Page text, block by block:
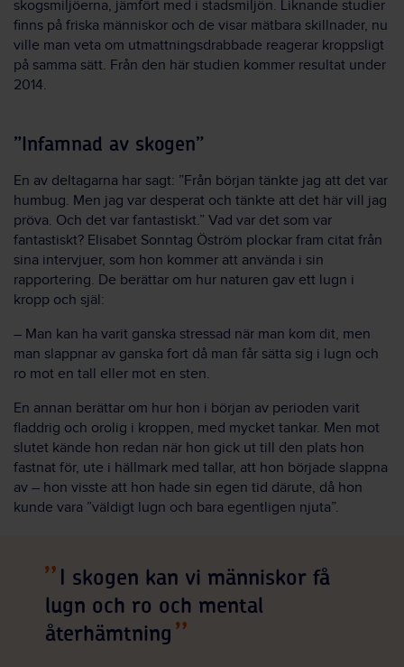
skogsmiljöerna, jämfört med i stadsmiljön. Liknande studier
finns på friska människor och de visar mätbara skillnader, nu
ville man veta om utmattningsdrabbade reagerar kroppsligt
på samma sätt. Från den här studien kommer resultat under
2014.
”Infamnad av skogen”
En av deltagarna har sagt: ”Från början tänkte jag att det var
humbug. Men jag var desperat och tänkte att det här vill jag
pröva. Och det var fantastiskt.” Vad var det som var
fantastiskt? Elisabet Sonntag Öström plockar fram citat från
sina intervjuer, som hon kommer att använda i sin
rapportering. De berättar om hur naturen gav ett lugn i
kropp och själ:
– Man kan ha varit ganska stressad när man kom dit, men
man slappnar av ganska fort då man får sätta sig i lugn och
ro mot en tall eller mot en sten.
En annan berättar om hur hon i början av perioden varit
fladdrig och orolig i kroppen, med mycket tankar. Men mot
slutet kände hon redan när hon gick ut till den plats hon
fastnat för, ute i hällmark med tallar, att hon började slappna
av – hon visste att hon hade sin egen tid därute, då hon
kunde vara ”väldigt lugn och bara egentligen njuta”.
I skogen kan vi människor få
lugn och ro och mental
återhämtning